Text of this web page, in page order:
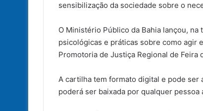
sensibilização da sociedade sobre o
O Ministério Público da Bahia lançou,
psicológicas e práticas sobre como agir
Promotoria de Justiça Regional de Feira
A cartilha tem formato digital e pode ser
poderá ser baixada por qualquer